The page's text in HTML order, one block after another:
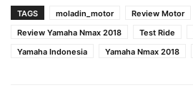
TAGS moladin_motor
Review Motor
Review Yamaha Nmax 2018
Test Ride
Yamaha Indonesia
Yamaha Nmax 2018